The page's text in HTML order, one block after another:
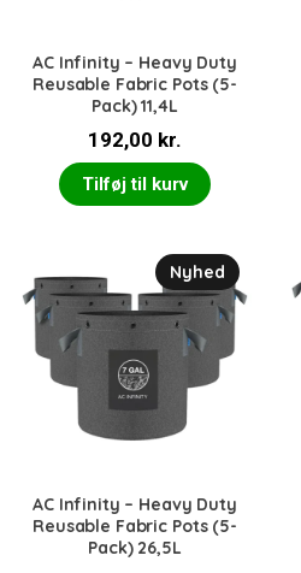
AC Infinity – Heavy Duty
Reusable Fabric Pots (5-
Pack) 11,4L
192,00 kr.
Tilføj til kurv
Nyhed
AC Infinity – Heavy Duty
Reusable Fabric Pots (5-
Pack) 26,5L